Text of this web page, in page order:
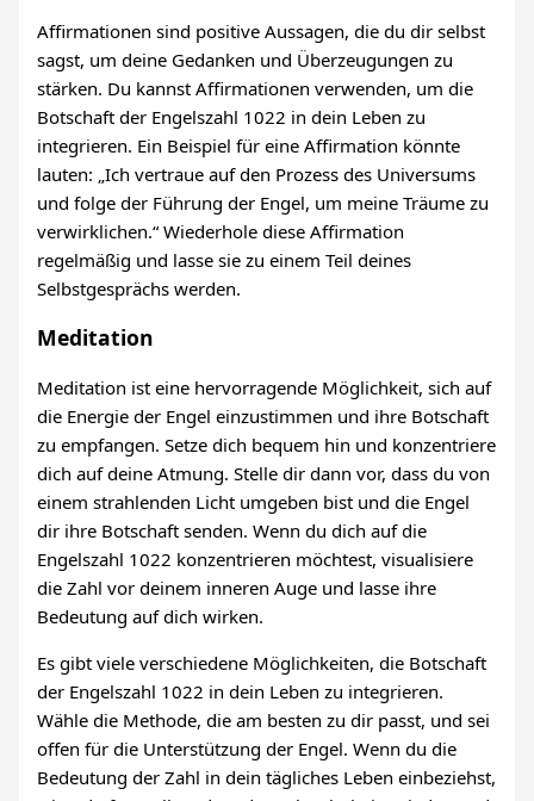
Affirmationen sind positive Aussagen, die du dir selbst
sagst, um deine Gedanken und Überzeugungen zu
stärken. Du kannst Affirmationen verwenden, um die
Botschaft der Engelszahl 1022 in dein Leben zu
integrieren. Ein Beispiel für eine Affirmation könnte
lauten: „Ich vertraue auf den Prozess des Universums
und folge der Führung der Engel, um meine Träume zu
verwirklichen.“ Wiederhole diese Affirmation
regelmäßig und lasse sie zu einem Teil deines
Selbstgesprächs werden.
Meditation
Meditation ist eine hervorragende Möglichkeit, sich auf
die Energie der Engel einzustimmen und ihre Botschaft
zu empfangen. Setze dich bequem hin und konzentriere
dich auf deine Atmung. Stelle dir dann vor, dass du von
einem strahlenden Licht umgeben bist und die Engel
dir ihre Botschaft senden. Wenn du dich auf die
Engelszahl 1022 konzentrieren möchtest, visualisiere
die Zahl vor deinem inneren Auge und lasse ihre
Bedeutung auf dich wirken.
Es gibt viele verschiedene Möglichkeiten, die Botschaft
der Engelszahl 1022 in dein Leben zu integrieren.
Wähle die Methode, die am besten zu dir passt, und sei
offen für die Unterstützung der Engel. Wenn du die
Bedeutung der Zahl in dein tägliches Leben einbeziehst,